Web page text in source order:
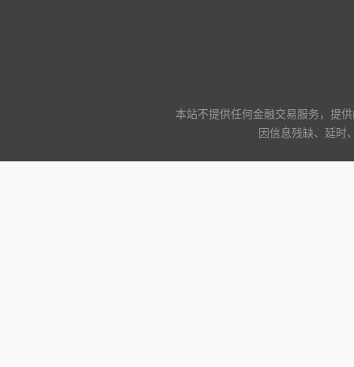
本站不提供任何金融交易服务，提
因信息残缺、延时